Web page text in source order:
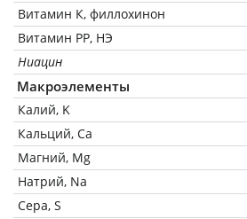
Витамин К, филлохинон
Витамин РР, НЭ
Ниацин
Макроэлементы
Калий, K
Кальций, Ca
Магний, Mg
Натрий, Na
Сера, S